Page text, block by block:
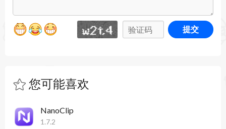
提交
您可能喜欢
NanoClip
1.7.2